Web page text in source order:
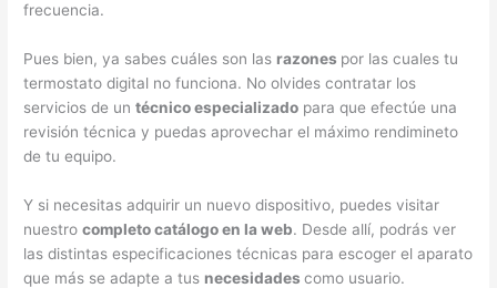
frecuencia.
Pues bien, ya sabes cuáles son las razones por las cuales tu
termostato digital no funciona. No olvides contratar los
servicios de untécnico especializado para que efectúe una
revisión técnica y puedas aprovechar el máximo rendimineto
de tu equipo.
Y si necesitas adquirir un nuevo dispositivo, puedes visitar
nuestrocompleto catálogo en la web. Desde allí, podrás ver
las distintas especificaciones técnicas para escoger el aparato
que más se adapte a tus necesidadescomo usuario.